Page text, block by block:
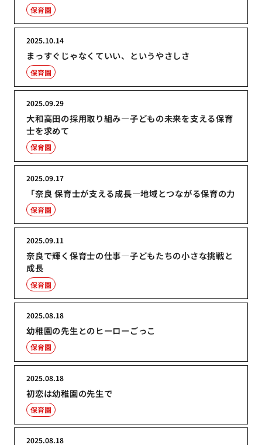
保育園
まっすぐじゃなくていい、というやさしさ
2025.10.14
保育園
大和高田の採用取り組み―子どもの未来を支える保育
士を求めて
2025.09.29
保育園
「奈良 保育士が支える成長―地域とつながる保育の力
2025.09.17
保育園
奈良で輝く保育士の仕事―子どもたちの小さな挑戦と
成長
2025.09.11
保育園
幼稚園の先生とのヒーローごっこ
2025.08.18
保育園
初恋は幼稚園の先生で
2025.08.18
保育園
2025.08.18